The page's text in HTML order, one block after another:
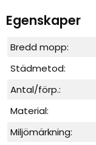
Egenskaper
Bredd mopp:
Städmetod:
Antal/förp.:
Material:
Miljömärkning: